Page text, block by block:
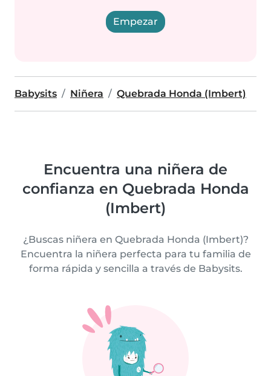
Empezar
Babysits Niñera Quebrada Honda (Imbert)
Encuentra una niñera de
confianza en Quebrada Honda
(Imbert)
¿Buscas niñera en Quebrada Honda (Imbert)?
Encuentra la niñera perfecta para tu familia de
forma rápida y sencilla a través de Babysits.